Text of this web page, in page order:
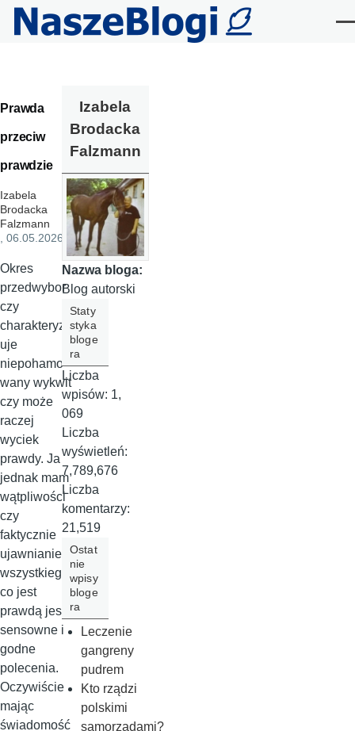
Przejdź do treści
Prawda
przeciw
prawdzie
Izabela
Brodacka
Falzmann
, 06.05.2026
Okres
przedwybor
czy
charakteryz
uje
niepohamo
wany wykwit
czy może
raczej
wyciek
prawdy. Ja
jednak mam
wątpliwości
czy
faktycznie
ujawnianie
wszystkiego
co jest
prawdą jest
sensowne i
godne
polecenia.
Oczywiście
mając
świadomość
Izabela
Brodacka
Falzmann
Nazwa bloga:
Blog autorski
Staty
styka
bloge
ra
Liczba
wpisów: 1,
069
Liczba
wyświetleń:
7,789,676
Liczba
komentarzy:
21,519
Ostat
nie
wpisy
bloge
ra
Leczenie
gangreny
pudrem
Kto rządzi
polskimi
samorządami?